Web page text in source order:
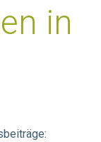
in